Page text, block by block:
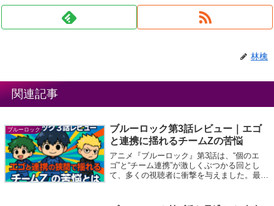
林檎
関連記事
ブルーロック
ブルーロック第3話レビュー｜エゴ
と連携に揺れるチームZの苦悩
アニメ『ブルーロック』第3話は、“個のエ
ゴ”と“チーム連携”が激しくぶつかる回とし
て、多くの視聴者に衝撃を与えました。最下